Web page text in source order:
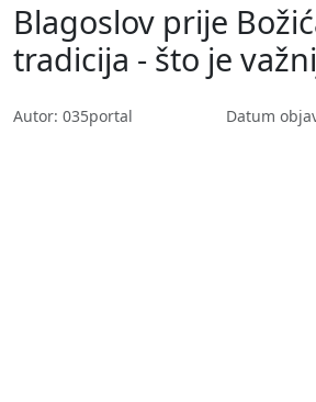
Blagoslov prije
tradicija - što je
Autor: 035portal Datum